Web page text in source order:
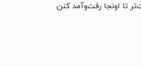
تا اونجا رفت‌وآمد کنن.